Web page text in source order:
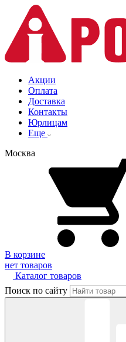
Акции
Оплата
Доставка
Контакты
Юрлицам
Еще
Москва
В корзине
нет товаров
Каталог товаров
Поиск по сайту